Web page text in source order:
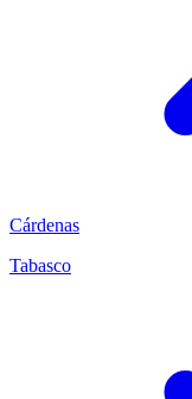
Cárdenas
Tabasco